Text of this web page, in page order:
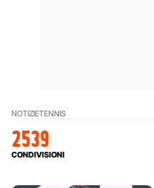
NOTIZIETENNIS
2539
CONDIVISIONI